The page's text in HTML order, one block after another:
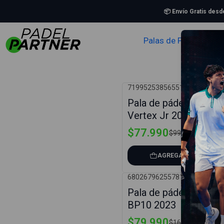
Palas de Padel
📦 Envío Gratis
71995253856551 Bullpadel
Pala de pádel
Vertex Jr 2024
$77.990$99.990
AGREGAR AL CARRO
68026796255781| Bullpadel
Pala de pádel
BP10 2023